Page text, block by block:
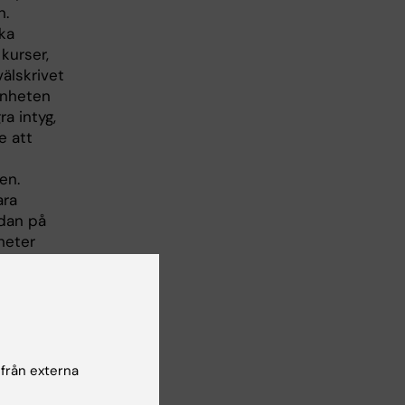
intyg,
att
på
som
Vi
externa